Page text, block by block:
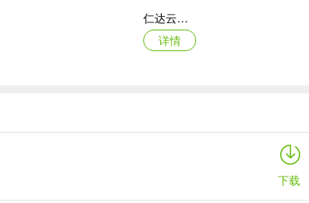
仁达云电脑app
详情
Marvis
下载